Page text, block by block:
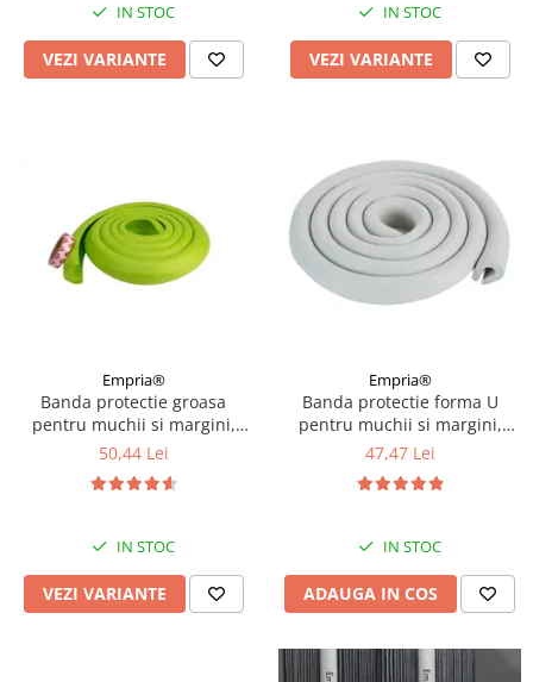
IN STOC
VEZI VARIANTE
IN STOC
VEZI VARIANTE
Empria®
Banda protectie groasa
pentru muchii si margini,
3.5x1.2x200 cm, Diverse culori
50,44 Lei
IN STOC
VEZI VARIANTE
Empria®
Banda protectie forma U
pentru muchii si margini,
3.5x0.7x200 cm, Gri
47,47 Lei
IN STOC
ADAUGA IN COS